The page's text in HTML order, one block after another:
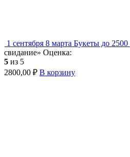
1 сентября 8 марта Букеты до 2500
свидание» Оценка:
5 из 5
2800,00 ₽ В корзину